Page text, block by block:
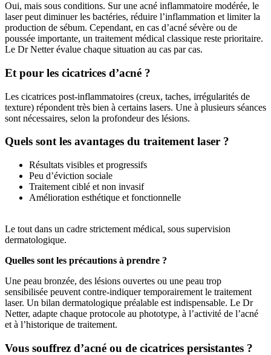
Oui, mais sous conditions. Sur une acné inflammatoire modérée, le
laser peut diminuer les bactéries, réduire l’inflammation et limiter la
production de sébum. Cependant, en cas d’acné sévère ou de
poussée importante, un traitement médical classique reste prioritaire.
Le Dr Netter évalue chaque situation au cas par cas.
Et pour les cicatrices d’acné ?
Les cicatrices post-inflammatoires (creux, taches, irrégularités de
texture) répondent très bien à certains lasers. Une à plusieurs séances
sont nécessaires, selon la profondeur des lésions.
Quels sont les avantages du traitement laser ?
Résultats visibles et progressifs
Peu d’éviction sociale
Traitement ciblé et non invasif
Amélioration esthétique et fonctionnelle
Le tout dans un cadre strictement médical, sous supervision
dermatologique.
Quelles sont les précautions à prendre ?
Une peau bronzée, des lésions ouvertes ou une peau trop
sensibilisée peuvent contre-indiquer temporairement le traitement
laser. Un bilan dermatologique préalable est indispensable. Le Dr
Netter, adapte chaque protocole au phototype, à l’activité de l’acné
et à l’historique de traitement.
Vous souffrez d’acné ou de cicatrices persistantes ?